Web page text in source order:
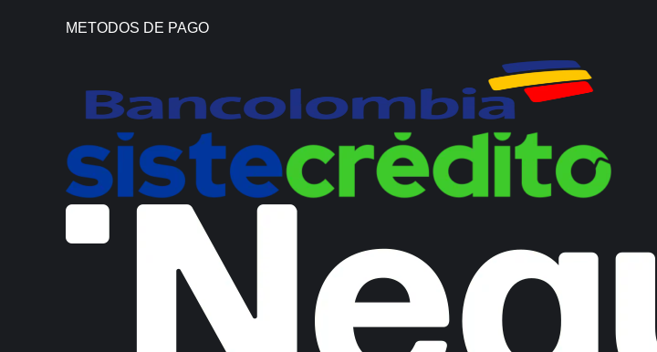
METODOS DE PAGO